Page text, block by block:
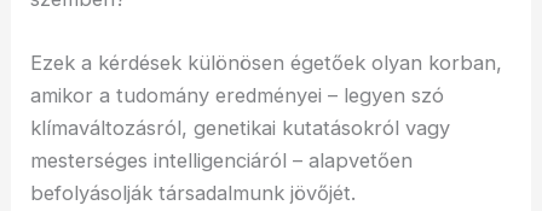
Ezek a kérdések különösen égetőek olyan korban,
amikor a tudomány eredményei – legyen szó
klímaváltozásról, genetikai kutatásokról vagy
mesterséges intelligenciáról – alapvetően
befolyásolják társadalmunk jövőjét.